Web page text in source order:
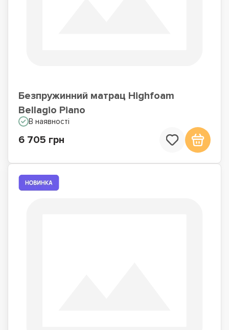
Недорогі матраци
Безпружинний матрац Highfoam
Bellagio Piano
В наявності
6 705 грн